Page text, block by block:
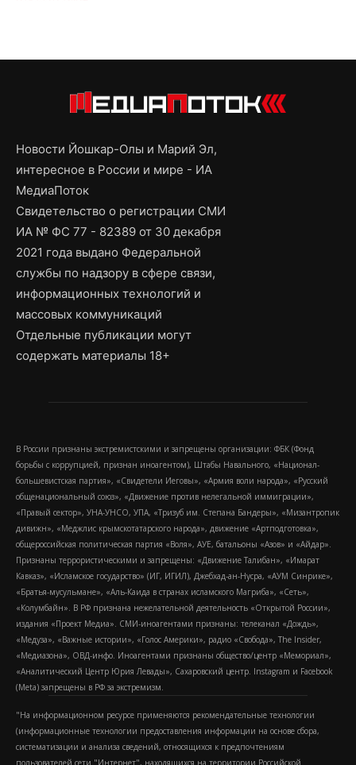
Новости Йошкар-Олы и Марий Эл,
интересное в России и мире - ИА
МедиаПоток
Свидетельство о регистрации СМИ
ИА № ФС 77 - 82389 от 30 декабря
2021 года выдано Федеральной
службы по надзору в сфере связи,
информационных технологий и
массовых коммуникаций
Отдельные публикации могут
содержать материалы 18+
В России признаны экстремистскими и запрещены организации: ФБК (Фонд
борьбы с коррупцией, признан иноагентом), Штабы Навального, «Национал-
большевистская партия», «Свидетели Иеговы», «Армия воли народа», «Русский
общенациональный союз», «Движение против нелегальной иммиграции»,
«Правый сектор», УНА-УНСО, УПА, «Тризуб им. Степана Бандеры», «Мизантропик
дивижн», «Меджлис крымскотатарского народа», движение «Артподготовка»,
общероссийская политическая партия «Воля», АУЕ, батальоны «Азов» и «Айдар».
Признаны террористическими и запрещены: «Движение Талибан», «Имарат
Кавказ», «Исламское государство» (ИГ, ИГИЛ), Джебхад-ан-Нусра, «АУМ Синрике»,
«Братья-мусульмане», «Аль-Каида в странах исламского Магриба», «Сеть»,
«Колумбайн». В РФ признана нежелательной деятельность «Открытой России»,
издания «Проект Медиа». СМИ-иноагентами признаны: телеканал «Дождь»,
«Медуза», «Важные истории», «Голос Америки», радио «Свобода», The Insider,
«Медиазона», ОВД-инфо. Иноагентами признаны общество/центр «Мемориал»,
«Аналитический Центр Юрия Левады», Сахаровский центр. Instagram и Facebook
(Metа) запрещены в РФ за экстремизм.
"На информационном ресурсе применяются рекомендательные технологии
(информационные технологии предоставления информации на основе сбора,
систематизации и анализа сведений, относящихся к предпочтениям